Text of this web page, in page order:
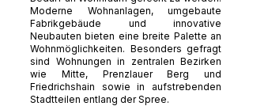
Moderne Wohnanlagen, umgebaute
Fabrikgebäude und innovative
Neubauten bieten eine breite Palette an
Wohnmöglichkeiten. Besonders gefragt
sind Wohnungen in zentralen Bezirken
wie Mitte, Prenzlauer Berg und
Friedrichshain sowie in aufstrebenden
Stadtteilen entlang der Spree.